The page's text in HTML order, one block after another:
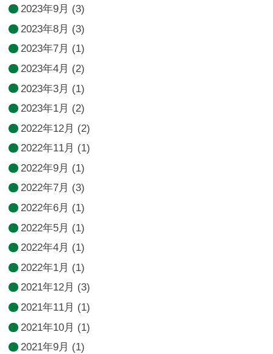
2023年9月 (3)
2023年8月 (3)
2023年7月 (1)
2023年4月 (2)
2023年3月 (1)
2023年1月 (2)
2022年12月 (2)
2022年11月 (1)
2022年9月 (1)
2022年7月 (3)
2022年6月 (1)
2022年5月 (1)
2022年4月 (1)
2022年1月 (1)
2021年12月 (3)
2021年11月 (1)
2021年10月 (1)
2021年9月 (1)